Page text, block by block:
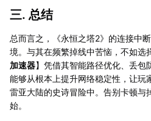
三. 总结
总而言之，《永恒之塔2》的连接中
境。与其在频繁掉线中苦恼，不如选
加速器】凭借其智能路径优化、丢包
能够从根本上提升网络稳定性，让玩
雷亚大陆的史诗冒险中。告别卡顿与
始。